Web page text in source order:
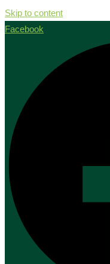
Skip to content
Facebook